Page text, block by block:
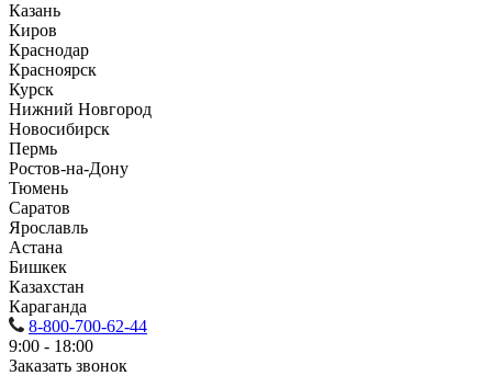
Казань
Киров
Краснодар
Красноярск
Курск
Нижний Новгород
Новосибирск
Пермь
Ростов-на-Дону
Тюмень
Саратов
Ярославль
Астана
Бишкек
Казахстан
Караганда
8-800-700-62-44
9:00 - 18:00
Заказать звонок